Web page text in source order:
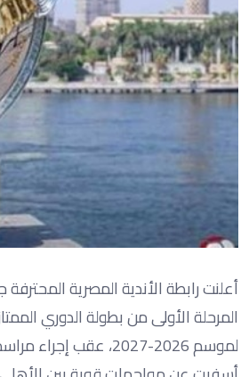
أعلنت رابطة الأندية المصرية
لموسم 2026-2027، عقب